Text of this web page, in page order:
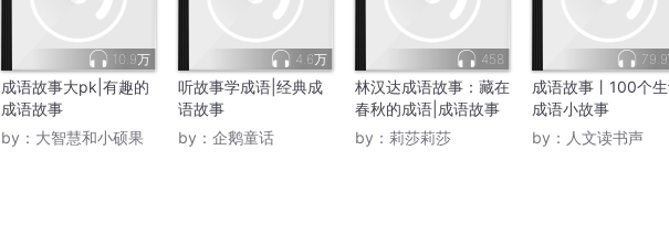
10.9万
成语故事大pk|有趣的
成语故事
by： 大智慧和小硕果
4.6万
听故事学成语|经典成
语故事
by： 企鹅童话
458
林汉达成语故事：藏在
春秋的成语|成语故事
by： 莉莎莉莎
成语故事丨100个
成语小故事
by： 人文读书声